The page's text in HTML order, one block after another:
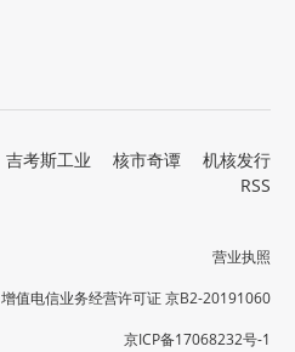
吉考斯工业 核市奇谭
机核发行
RSS
营业执照
增值电信业务经营许可证 京B2-20191060
京ICP备17068232号-1